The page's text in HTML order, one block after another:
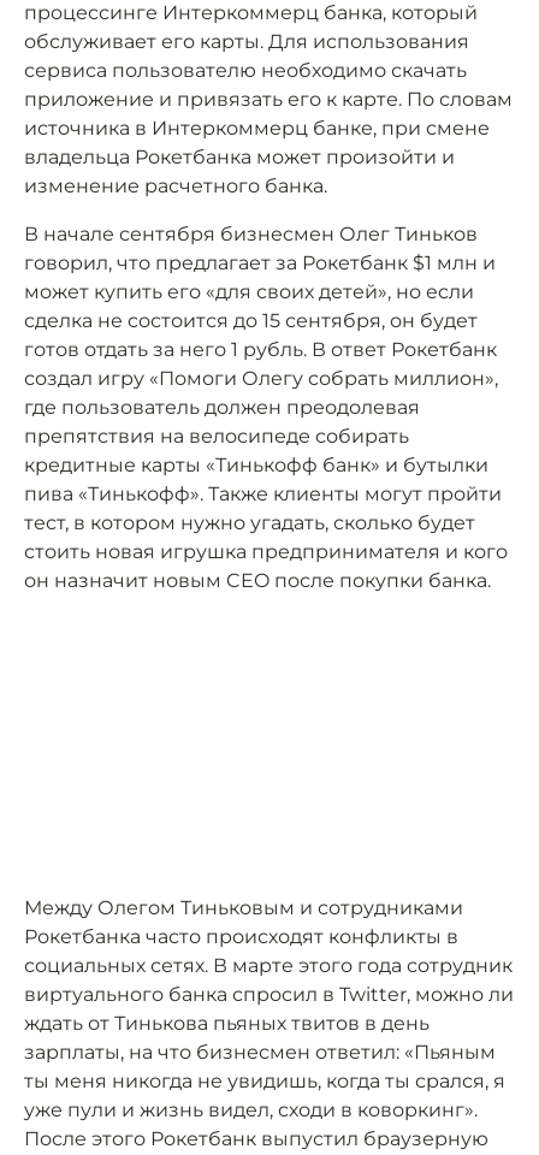
процессинге Интеркоммерц банка, который
обслуживает его карты. Для использования
сервиса пользователю необходимо скачать
приложение и привязать его к карте. По словам
источника в Интеркоммерц банке, при смене
владельца Рокетбанка может произойти и
изменение расчетного банка.
В начале сентября бизнесмен Олег Тиньков
говорил, что предлагает за Рокетбанк $1 млн и
может купить его «для своих детей», но если
сделка не состоится до 15 сентября, он будет
готов отдать за него 1 рубль. В ответ Рокетбанк
создал игру «Помоги Олегу собрать миллион»,
где пользователь должен преодолевая
препятствия на велосипеде собирать
кредитные карты «Тинькофф банк» и бутылки
пива «Тинькофф». Также клиенты могут пройти
тест, в котором нужно угадать, сколько будет
стоить новая игрушка предпринимателя и кого
он назначит новым CEO после покупки банка.
Между Олегом Тиньковым и сотрудниками
Рокетбанка часто происходят конфликты в
социальных сетях. В марте этого года сотрудник
виртуального банка спросил в Twitter, можно ли
ждать от Тинькова пьяных твитов в день
зарплаты, на что бизнесмен ответил: «Пьяным
ты меня никогда не увидишь, когда ты срался, я
уже пули и жизнь видел, сходи в коворкинг».
После этого Рокетбанк выпустил браузерную